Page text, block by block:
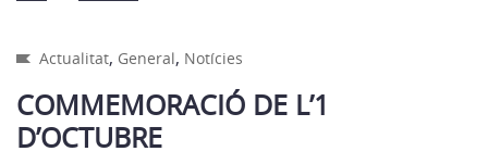
Actualitat, General, Notícies
COMMEMORACIÓ DE L’1
D’OCTUBRE